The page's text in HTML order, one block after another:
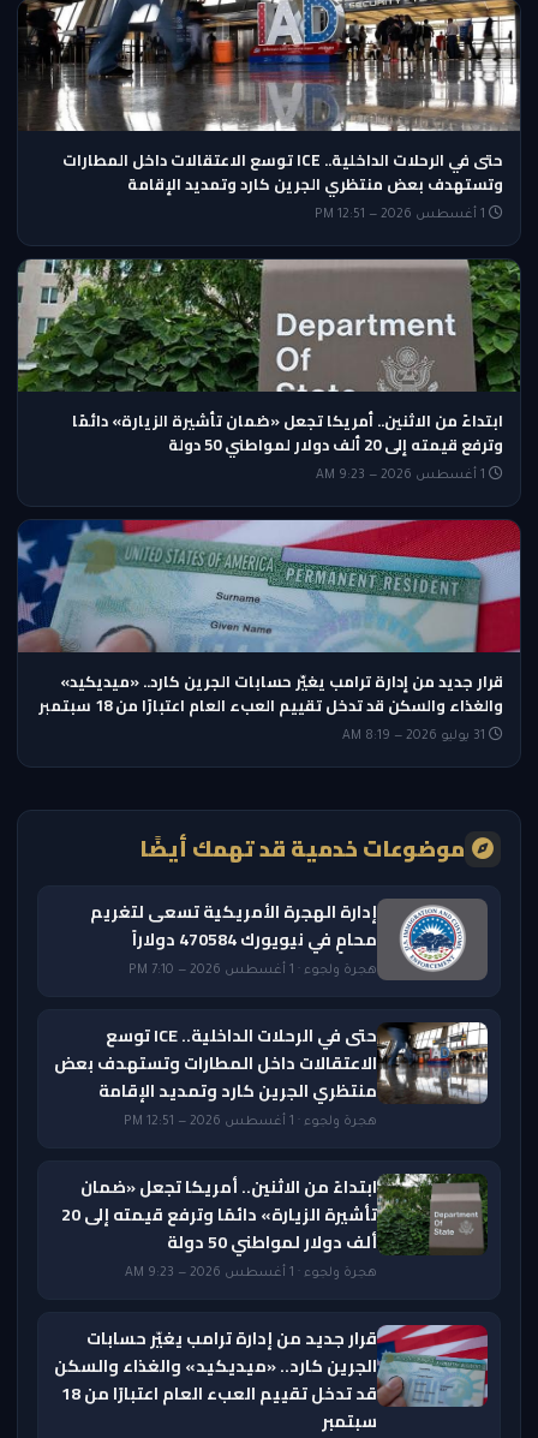
حتى في الرحلات الداخلية.. ICE توسع الاعتقالات داخل المطارات
وتستهدف بعض منتظري الجرين كارد وتمديد الإقامة
ابتداءً من الاثنين.. أمريكا تجعل «ضمان تأشيرة الزيارة» دائمًا
وترفع قيمته إلى 20 ألف دولار لمواطني 50 دولة
قرار جديد من إدارة ترامب يغيّر حسابات الجرين كارد.. «ميديكيد»
والغذاء والسكن قد تدخل تقييم العبء العام اعتبارًا من 18 سبتمبر
موضوعات خدمية قد تهمك أيضًا
إدارة الهجرة الأمريكية تسعى لتغريم
محامٍ في نيويورك 470584 دولاراً
هجرة ولجوء · 1 أغسطس 2026 — 7:10 PM
حتى في الرحلات الداخلية.. ICE توسع
الاعتقالات داخل المطارات وتستهدف بعض
منتظري الجرين كارد وتمديد الإقامة
هجرة ولجوء · 1 أغسطس 2026 — 12:51 PM
ابتداءً من الاثنين.. أمريكا تجعل «ضمان
تأشيرة الزيارة» دائمًا وترفع قيمته إلى 20
ألف دولار لمواطني 50 دولة
هجرة ولجوء · 1 أغسطس 2026 — 9:23 AM
قرار جديد من إدارة ترامب يغيّر حسابات
الجرين كارد.. «ميديكيد» والغذاء والسكن
قد تدخل تقييم العبء العام اعتبارًا من 18
سبتمبر